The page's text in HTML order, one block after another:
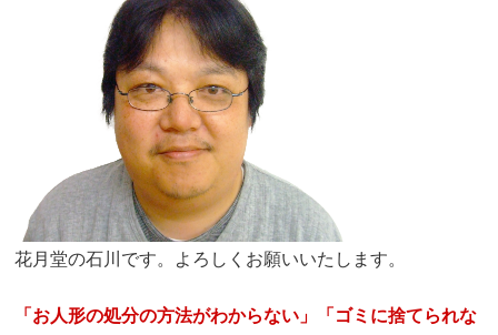
花月堂の石川です。よろしくお願いいたします。
「お人形の処分の方法がわからない」「ゴミに捨てられな